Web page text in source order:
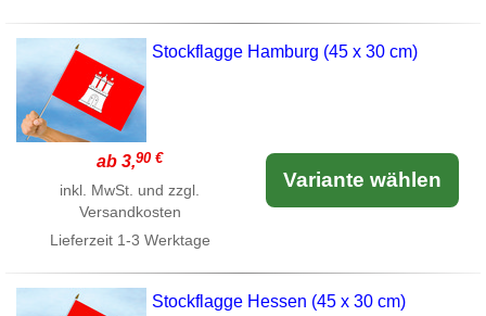
Stockflagge Hamburg (45 x 30 cm)
ab 3,90 €
inkl. MwSt. und zzgl.
Versandkosten
Lieferzeit 1-3 Werktage
Variante wählen
Stockflagge Hessen (45 x 30 cm)